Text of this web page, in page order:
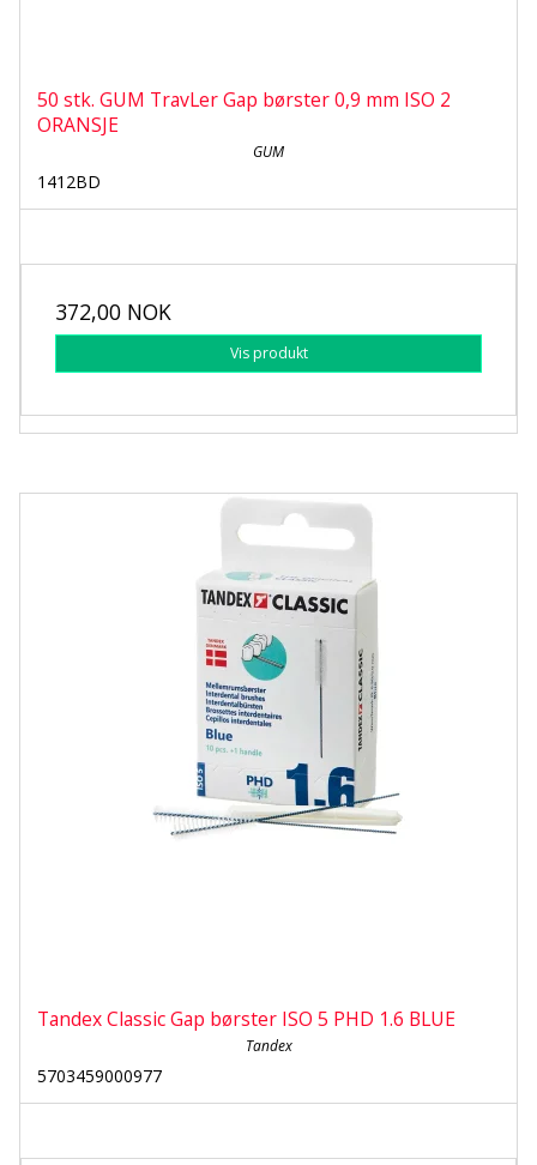
50 stk. GUM TravLer Gap børster 0,9 mm ISO 2
ORANSJE
GUM
1412BD
372,00 NOK
Vis produkt
Tandex Classic Gap børster ISO 5 PHD 1.6 BLUE
Tandex
5703459000977